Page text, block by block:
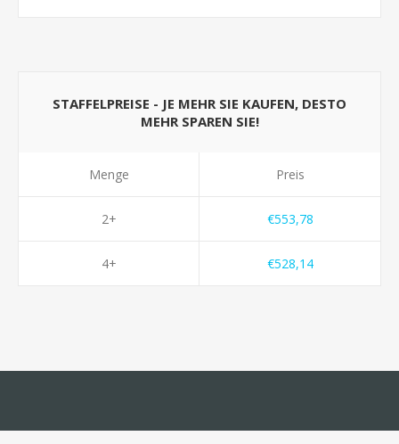
STAFFELPREISE - JE MEHR SIE KAUFEN, DESTO
MEHR SPAREN SIE!
Menge
2+
4+
Preis
€553,78
€528,14